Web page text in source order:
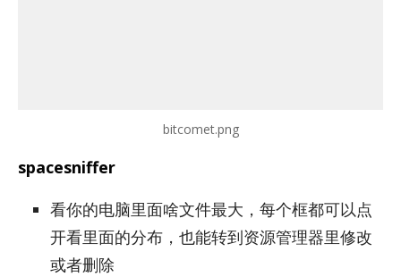
bitcomet.png
spacesniffer
看你的电脑里面啥文件最大，每个框都可以点
开看里面的分布，也能转到资源管理器里修改
或者删除